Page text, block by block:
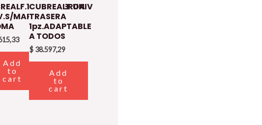
MARCA
Add
to
cart
CUBREALF.UNIV
TRASERA
1pz.ADAPTABLE
A TODOS
$38.597,29
Add
to
cart